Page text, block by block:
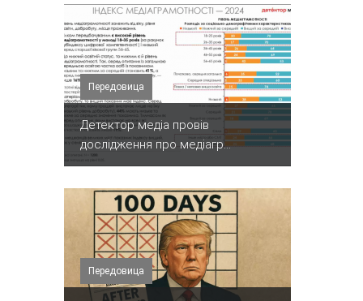
Передовица
Детектор медіа провів
дослідження про медіагр...
Передовица